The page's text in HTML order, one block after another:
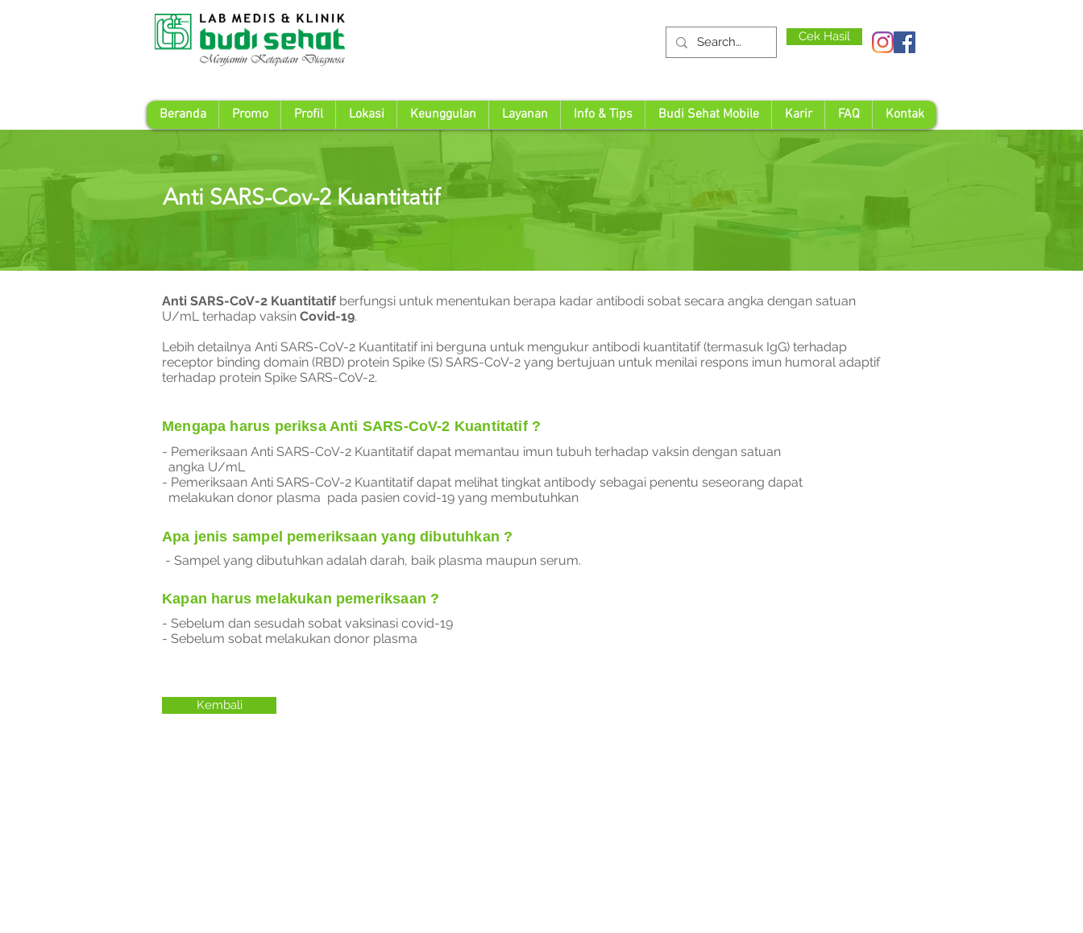
Cek Hasil
Beranda Promo Profil Lokasi Keunggulan Layanan Info & Tips Budi Sehat Mobile Karir FAQ Kontak
Anti SARS-Cov-2 Kuantitatif
Anti SARS-CoV-2 Kuantitatif berfungsi untuk menentukan berapa kadar antibodi sobat secara angka dengan satuan
U/mL terhadap vaksin Covid-19.
Lebih detailnya Anti SARS-CoV-2 Kuantitatif ini berguna untuk mengukur antibodi kuantitatif (termasuk IgG) terhadap
receptor binding domain (RBD) protein Spike (S) SARS-CoV-2 yang bertujuan untuk menilai respons imun humoral adaptif
terhadap protein Spike SARS-CoV-2.
Mengapa harus periksa Anti SARS-CoV-2 Kuantitatif ?
- Pemeriksaan Anti SARS-CoV-2 Kuantitatif dapat memantau imun tubuh terhadap vaksin dengan satuan
angka U/mL
- Pemeriksaan Anti SARS-CoV-2 Kuantitatif dapat melihat tingkat antibody sebagai penentu seseorang dapat
melakukan donor plasma pada pasien covid-19 yang membutuhkan
Apa jenis sampel pemeriksaan yang dibutuhkan ?
- Sampel yang dibutuhkan adalah darah, baik plasma maupun serum.
Kapan harus melakukan pemeriksaan ?
- Sebelum dan sesudah sobat vaksinasi covid-19
- Sebelum sobat melakukan donor plasma
Kembali